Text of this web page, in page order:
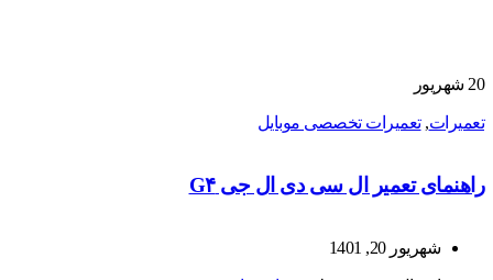
20 شهریور
تعمیرات,تعمیرات تخصصی موبایل
راهنمای تعمیر ال سی دی ال جی G۴
شهریور 20, 1401